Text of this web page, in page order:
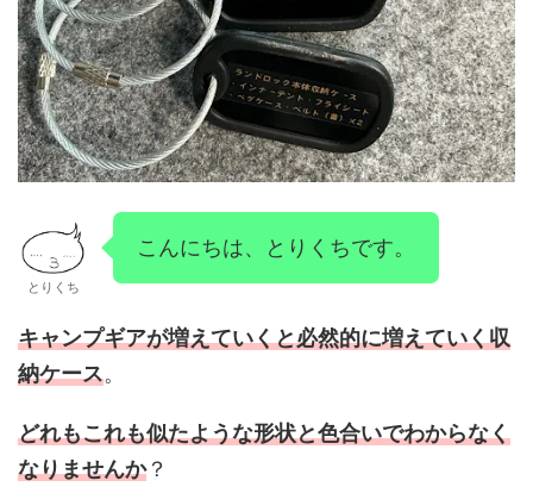
とりくち
こんにちは、とりくちです。
キャンプギアが増えていくと必然的に増えていく収
納ケース。
どれもこれも似たような形状と色合いでわからなく
なりませんか？